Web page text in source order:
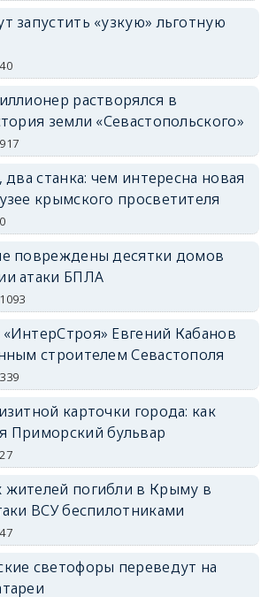
запустить «узкую» льготную
растворялся в
земли «Севастопольского»
станка: чем интересна новая
крымского просветителя
повреждены десятки домов
атаки БПЛА
Евгений Кабанов
строителем Севастополя
карточки города: как
Приморский бульвар
погибли в Крыму в
ВСУ беспилотниками
светофоры переведут на